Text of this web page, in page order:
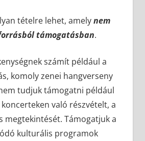
tételre lehet, amelynem
támogatásban.
számít például a
komoly zenei hangverseny
tudjuk támogatni például
való részvételt, a
megtekintését. Támogatjuk a
kulturális programok